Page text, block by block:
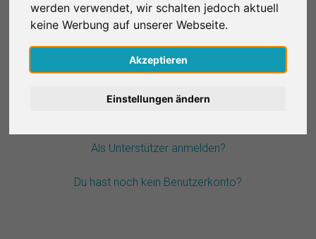
werden verwendet, wir schalten jedoch aktuell
keine Werbung auf unserer Webseite.
Akzeptieren
Einstellungen ändern
Passwort*
Passwort vergessen?
Als Unterstützer anmelden?
Du hast noch kein Benutzerkonto?
Nederlands